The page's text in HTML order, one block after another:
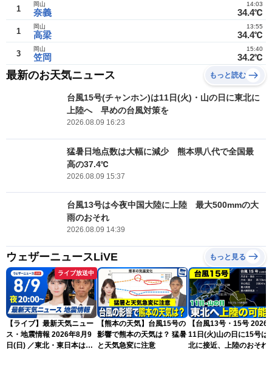
1 奈義
岡山
34.4℃
14:03
1 高梁
岡山
34.4℃
13:55
3 笠岡
岡山
34.2℃
15:40
最新のお天気ニュース もっと読む
台風15号(チャンホン)は11日(火)・山の日に東北に
上陸へ 早めの台風対策を
2026.08.09 16:23
猛暑日地点数は大幅に減少 熊本県八代で全国最
高の37.4℃
2026.08.09 15:37
台風13号は今夜中国大陸に上陸 最大500mmの大
雨のおそれ
2026.08.09 14:39
ウェザーニュースLiVE もっと見る
ライブ放送中
【ライブ】最新天気ニュー
ス・地震情報 2026年8月9
日(日) ／東北・東日本は急
【熊本の天気】台風15号の
影響で熊本の天気は？ 猛暑
と天気急変に注意
【台風13号・15号 2026
11日(火)山の日に15号は
北に接近、上陸のおそれ